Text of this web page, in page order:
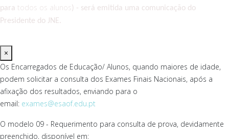
para todos os alunos) - será emitida uma comunicação do
Presidente do JNE.
×
Os Encarregados de Educação/ Alunos, quando maiores de idade,
podem solicitar a consulta dos Exames Finais Nacionais, após a
afixação dos resultados, enviando para o
email: exames@esaof.edu.pt
O modelo 09 - Requerimento para consulta de prova, devidamente
preenchido, disponível em: